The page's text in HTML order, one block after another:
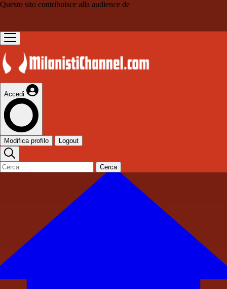
Questo sito contribuisce alla audience de
Accedi
Modifica profilo Logout
Cerca